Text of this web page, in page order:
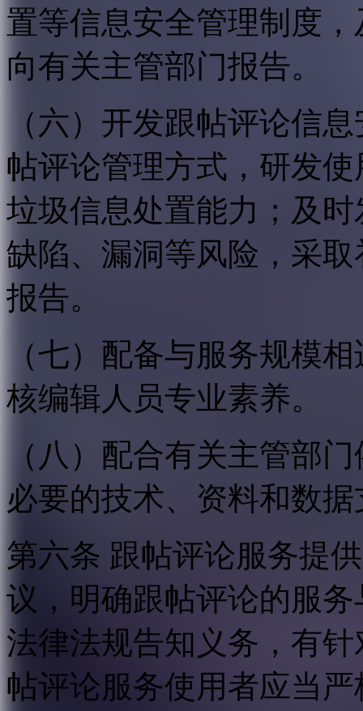
置等信息安全管理制度
向有关主管部门报告。
（六）开发跟帖评论信
帖评论管理方式，研发
垃圾信息处置能力；及
缺陷、漏洞等风险，采
报告。
（七）配备与服务规模
核编辑人员专业素养。
（八）配合有关主管部
必要的技术、资料和数
第六条 跟帖评论服务提
议，明确跟帖评论的服
法律法规告知义务，有
帖评论服务使用者应当